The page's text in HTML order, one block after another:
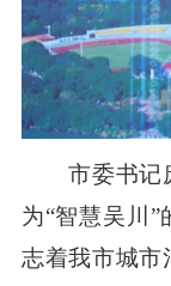
市委书记庞
为“智慧吴川
志着我市城市